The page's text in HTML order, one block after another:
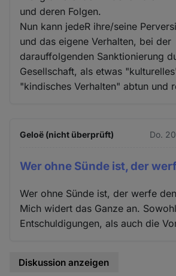
und deren Folgen.
Nun kann jedeR ihre/seine
und das eigene Verhalten, bei der
darauffolgenden Sanktionierung
Gesellschaft, als etwas
"kindisches Verhalten" abtun und
Geloë (nicht überprüft) Do.
Wer ohne Sünde ist, der
Wer ohne Sünde ist, der werfe
Mich widert das Ganze an.
Entschuldigungen, als auch die
Diskussion anzeigen